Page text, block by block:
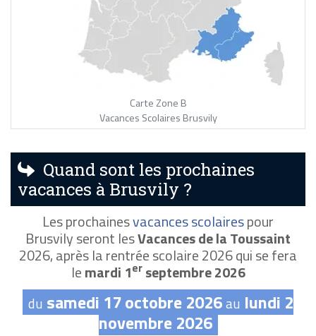
Carte Zone B
Vacances Scolaires Brusvily
Quand sont les prochaines
vacances à Brusvily ?
Les prochainesvacances scolairespour
Brusvily seront lesVacances de la Toussaint
2026, après la rentrée scolaire 2026 qui se fera
lemardi 1erseptembre 2026
du samedi 17 octobre 2026au lundi 2
novembre 2026